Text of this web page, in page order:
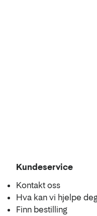
Kundeservice
Kontakt oss
Hva kan vi hjelpe
Finn bestilling